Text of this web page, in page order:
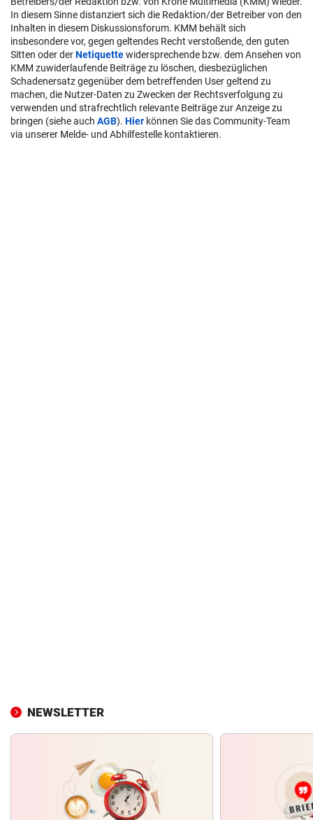
In diesem Sinne distanziert sich die Redaktion/der Betreiber von den
Inhalten in diesem Diskussionsforum. KMM behält sich
insbesondere vor, gegen geltendes Recht verstoßende, den guten
Sitten oder derNetiquettewidersprechende bzw. dem Ansehen von
KMM zuwiderlaufende Beiträge zu löschen, diesbezüglichen
Schadenersatz gegenüber dem betreffenden User geltend zu
machen, die Nutzer-Daten zu Zwecken der Rechtsverfolgung zu
verwenden und strafrechtlich relevante Beiträge zur Anzeige zu
bringen (siehe auch AGB). Hier können Sie das Community-Team
via unserer Melde- und Abhilfestelle kontaktieren.
NEWSLETTER